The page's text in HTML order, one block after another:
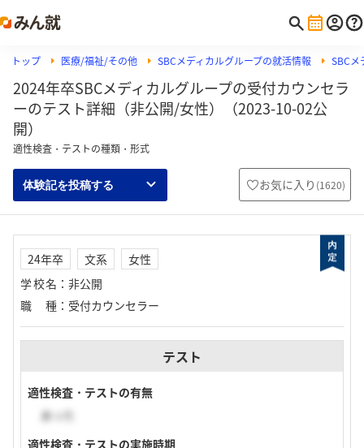
トップ 医療/福祉/その他 SBCメディカルグループの就活情報 SBC
2024年卒SBCメディカルグループの受付カウンセラ
ーのテスト詳細（非公開/女性）（2023-10-02公
開）
適性検査・テストの種類・形式
体験記を投稿する お気に入り (1620)
24年卒 文系
女性
学校名 ： 非公開
職種 ： 受付カウンセラー
テスト
適性検査・テストの有無
あった
適性検査・テストの実施時期